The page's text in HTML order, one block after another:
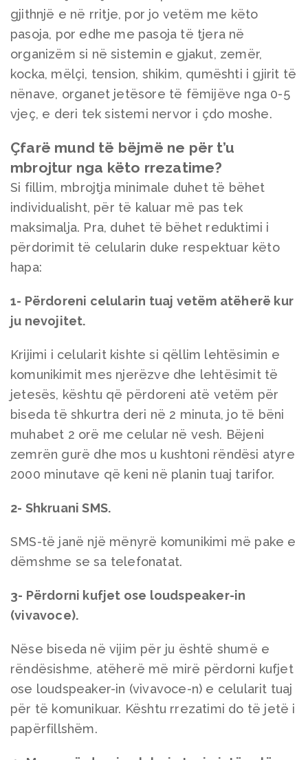
gjithnjë e në rritje, por jo vetëm me këto
pasoja, por edhe me pasoja të tjera në
organizëm si në sistemin e gjakut, zemër,
kocka, mëlçi, tension, shikim, qumështi i gjirit të
nënave, organet jetësore të fëmijëve nga 0-5
vjeç, e deri tek sistemi nervor i çdo moshe.
Çfarë mund të bëjmë ne për t’u
mbrojtur nga këto rrezatime?
Si fillim, mbrojtja minimale duhet të bëhet
individualisht, për të kaluar më pas tek
maksimalja. Pra, duhet të bëhet reduktimi i
përdorimit të celularin duke respektuar këto
hapa:
1- Përdoreni celularin tuaj vetëm atëherë kur
ju nevojitet.
Krijimi i celularit kishte si qëllim lehtësimin e
komunikimit mes njerëzve dhe lehtësimit të
jetesës, kështu që përdoreni atë vetëm për
biseda të shkurtra deri në 2 minuta, jo të bëni
muhabet 2 orë me celular në vesh. Bëjeni
zemrën gurë dhe mos u kushtoni rëndësi atyre
2000 minutave që keni në planin tuaj tarifor.
2- Shkruani SMS.
SMS-të janë një mënyrë komunikimi më pake e
dëmshme se sa telefonatat.
3- Përdorni kufjet ose loudspeaker-in
(vivavoce).
Nëse biseda në vijim për ju është shumë e
rëndësishme, atëherë më mirë përdorni kufjet
ose loudspeaker-in (vivavoce-n) e celularit tuaj
për të komunikuar. Kështu rrezatimi do të jetë i
papërfillshëm.